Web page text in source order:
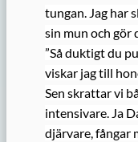
tungan. Jag har
sin mun och gör
”Så duktigt du
viskar jag till
Sen skrattar vi
intensivare. Ja
djärvare, fångar